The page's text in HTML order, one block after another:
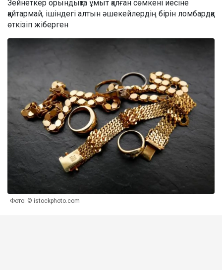
Зейнеткер орындықта ұмыт қалған сөмкені иесіне
қайтармай, ішіндегі алтын әшекейлердің бірін ломбардқа
өткізіп жіберген
Фото: © istockphoto.com